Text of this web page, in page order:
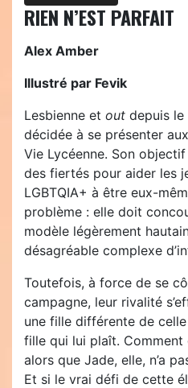
RIEN N’EST PARFAIT
Alex Amber
Illustré par Fevik
Lesbienne et out depuis
décidée à se présenter
Vie Lycéenne. Son
des fiertés pour aider les
LGBTQIA+ à être eux-
problème : elle doit
modèle légèrement
désagréable complexe
Toutefois, à force de se
campagne, leur rivalité
une fille différente de
fille qui lui plaît.
alors que Jade, elle, n’a
Et si le vrai défi de cette